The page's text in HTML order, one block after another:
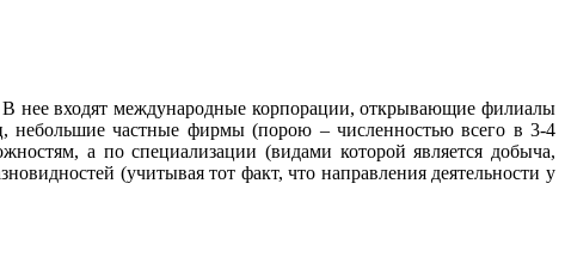
В нее входят международные корпорации, открывающие филиалы
небольшие частные фирмы (порою – численностью всего в 3-4
а по специализации (видами которой является добыча,
(учитывая тот факт, что направления деятельности у